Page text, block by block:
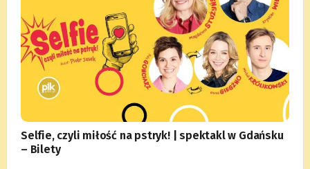
Selfie, czyli miłość na pstryk! | spektakl w Gdańsku
– Bilety